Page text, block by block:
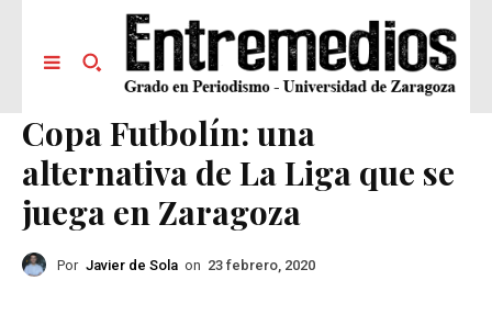
Copa Futbolín: una
alternativa de La Liga que se
juega en Zaragoza
Por Javier de Sola on 23 febrero, 2020